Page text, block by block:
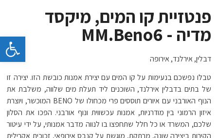
פנטזיית קו המים, מיקסד
מדיה - MM.Beno6
דבלין, אירלנד, אירופה
טבלו נפשכם בנעימות על קו המים עם יצירת אמנות כובשת הזו. יצירה זו
של בתים בדבלין אירלנד, השוכנים ליד תעלת מים שלווה, משלבת את
הנוף האורבני עם איורים תוססים פרי מכחולו של BENO המוכשר, ויוצרת
איזון הרמוני בין מודרניות, אמנות עכשווית ונוף אורבני. הפכו את הסלון
שלכם, המשרד או כל חלל שתחפצו בו לנווה מדבר אמנותי, על ידי עיטור